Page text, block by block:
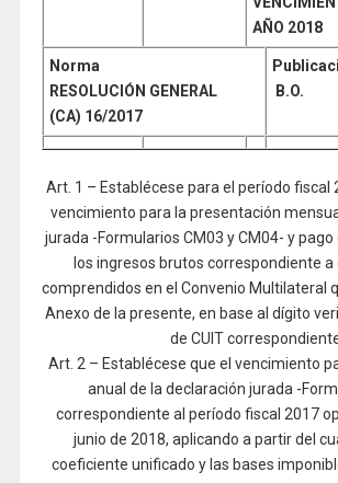
AÑO 2018
Norma
RESOLUCIÓN GENERAL
(CA) 16/2017
B.O.
Art. 1 – Establécese para el período fiscal
vencimiento para la presentación
jurada -Formularios CM03 y CM04- y
los ingresos brutos correspondiente
comprendidos en el Convenio Multilateral
Anexo de la presente, en base al dígito
de CUIT
Art. 2 – Establécese que el vencimiento
anual de la declaración jurada -
correspondiente al período fiscal 2017
junio de 2018, aplicando a partir del
coeficiente unificado y las bases